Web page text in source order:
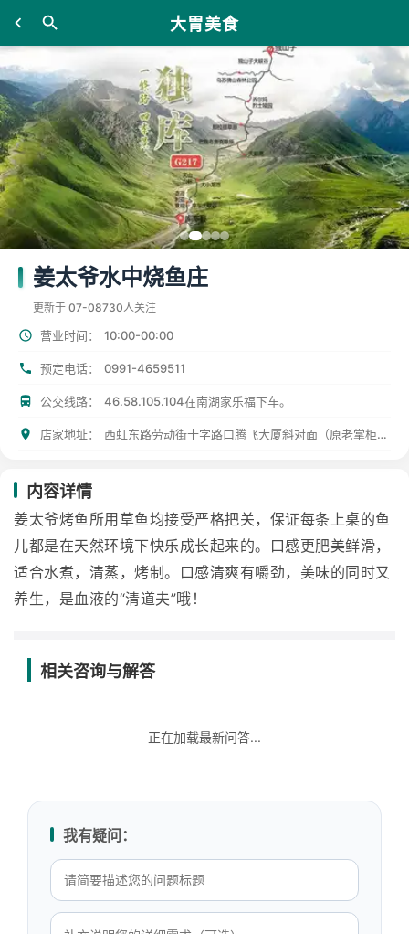
大胃美食
姜太爷水中烧鱼庄
更新于 07-08730人关注
营业时间： 10:00-00:00
预定电话： 0991-4659511
公交线路： 46.58.105.104在南湖家乐福下车。
店家地址： 西虹东路劳动街十字路口腾飞大厦斜对面（原老掌柜旁边）
内容详情
姜太爷烤鱼所用草鱼均接受严格把关，保证每条上桌的鱼
儿都是在天然环境下快乐成长起来的。口感更肥美鲜滑，
适合水煮，清蒸，烤制。口感清爽有嚼劲，美味的同时又
养生，是血液的“清道夫”哦！
相关咨询与解答
正在加载最新问答...
我有疑问：